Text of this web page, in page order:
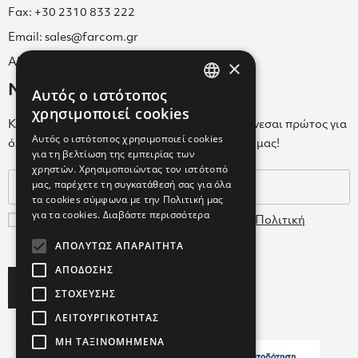
Fax: +30 2310 833 222
Email: sales@farcom.gr
ΑΡ.Γ.Ε.ΜΗ. 038365205000
Newsletter
Κάνε εγγραφή στο Newsletter για να ενημερώνεσαι πρώτος για
όλα τα νέα μας και τα ολοκαίνουρια προϊόντα μας!
Συμφωνώ με τουςΌρους Χρήσης
Πολιτική
Δεδομένων
×
Αυτός ο ιστότοπος
χρησιμοποιεί cookies
Αυτός ο ιστότοπος χρησιμοποιεί cookies
για τη βελτίωση της εμπειρίας των
χρηστών. Χρησιμοποιώντας τον ιστότοπό
μας, παρέχετε τη συγκατάθεσή σας για όλα
τα cookies σύμφωνα με την Πολιτική μας
για τα cookies. Διαβάστε περισσότερα
ΑΠΟΛΎΤΩΣ ΑΠΑΡΑΊΤΗΤΑ
ΑΠΌΔΟΣΗΣ
ΣΤΌΧΕΥΣΗΣ
ΛΕΙΤΟΥΡΓΙΚΌΤΗΤΑΣ
ΜΗ ΤΑΞΙΝΟΜΗΜΈΝΑ